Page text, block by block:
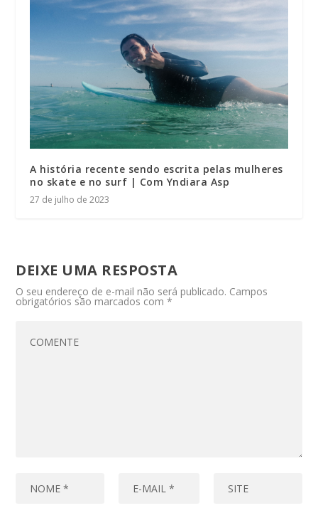
A história recente sendo escrita pelas mulheres
no skate e no surf | Com Yndiara Asp
27 de julho de 2023
DEIXE UMA RESPOSTA
O seu endereço de e-mail não será publicado. Campos
obrigatórios são marcados com*